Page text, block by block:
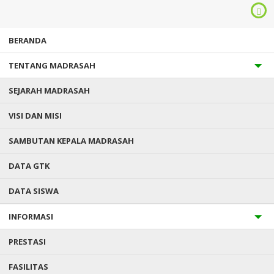
BERANDA
TENTANG MADRASAH
SEJARAH MADRASAH
VISI DAN MISI
SAMBUTAN KEPALA MADRASAH
DATA GTK
DATA SISWA
INFORMASI
PRESTASI
FASILITAS
RUSTAM SUFIA, S.AG., M. PD.